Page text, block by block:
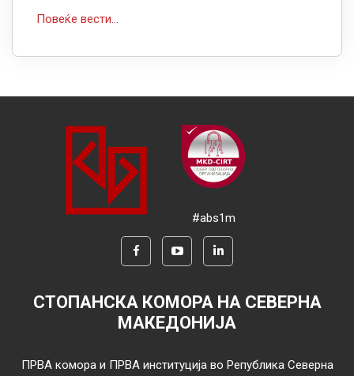
Повеќе вести...
#abs1m
СТОПАНСКА КОМОРА НА СЕВЕРНА
МАКЕДОНИЈА
ПРВА комора и ПРВА институција во Република Северна